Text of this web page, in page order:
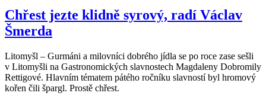
Chřest jezte klidně syrový, radí Václav
Šmerda
Litomyšl – Gurmáni a milovníci dobrého jídla se po roce zase sešli
v Litomyšli na Gastronomických slavnostech Magdaleny Dobromily
Rettigové. Hlavním tématem pátého ročníku slavností byl hromový
kořen čili špargl. Prostě chřest.